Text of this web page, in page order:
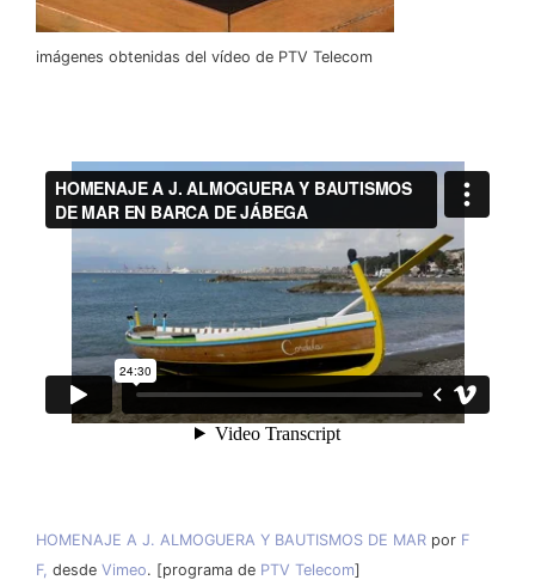
imágenes obtenidas del vídeo de PTV Telecom
HOMENAJE A J. ALMOGUERA Y BAUTISMOS DE MAR por F
F, desde Vimeo. [programa de PTV Telecom]